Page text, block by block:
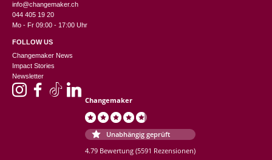
info@changemaker.ch
044 405 19 20
Mo - Fr 09:00 - 17:00 Uhr
FOLLOW US
Changemaker News
Impact Stories
Newsletter
Changemaker
Unabhängig geprüft
4.79 Bewertung (5591 Rezensionen)